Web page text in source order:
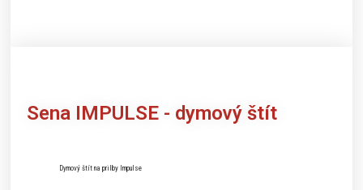
Sena IMPULSE - dymový štít
Dymový štít na prilby Impulse